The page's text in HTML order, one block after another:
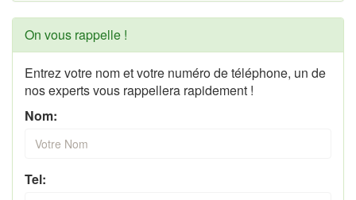
On vous rappelle !
Entrez votre nom et votre numéro de téléphone, un de
nos experts vous rappellera rapidement !
Nom:
Tel: